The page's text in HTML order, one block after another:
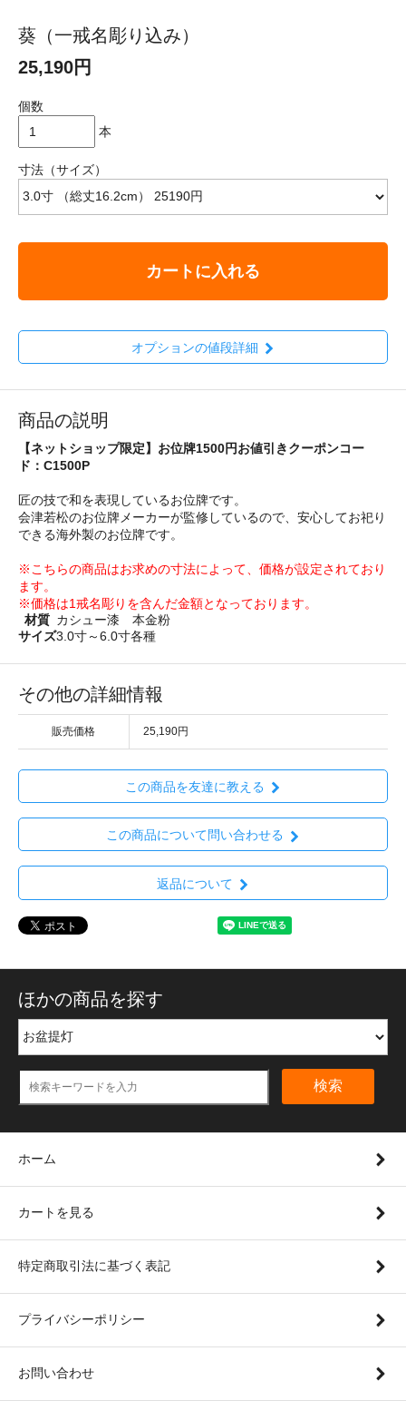
葵（一戒名彫り込み）
25,190円
個数
本
寸法（サイズ）
カートに入れる
オプションの値段詳細
商品の説明
【ネットショップ限定】お位牌1500円お値引きクーポンコー
ド：C1500P
匠の技で和を表現しているお位牌です。
会津若松のお位牌メーカーが監修しているので、安心してお祀り
できる海外製のお位牌です。
※こちらの商品はお求めの寸法によって、価格が設定されており
ます。
※価格は1戒名彫りを含んだ金額となっております。
材質 カシュー漆 本金粉
サイズ3.0寸～6.0寸各種
その他の詳細情報
販売価格 25,190円
この商品を友達に教える
この商品について問い合わせる
返品について
ほかの商品を探す
検索
ホーム
カートを見る
特定商取引法に基づく表記
プライバシーポリシー
お問い合わせ